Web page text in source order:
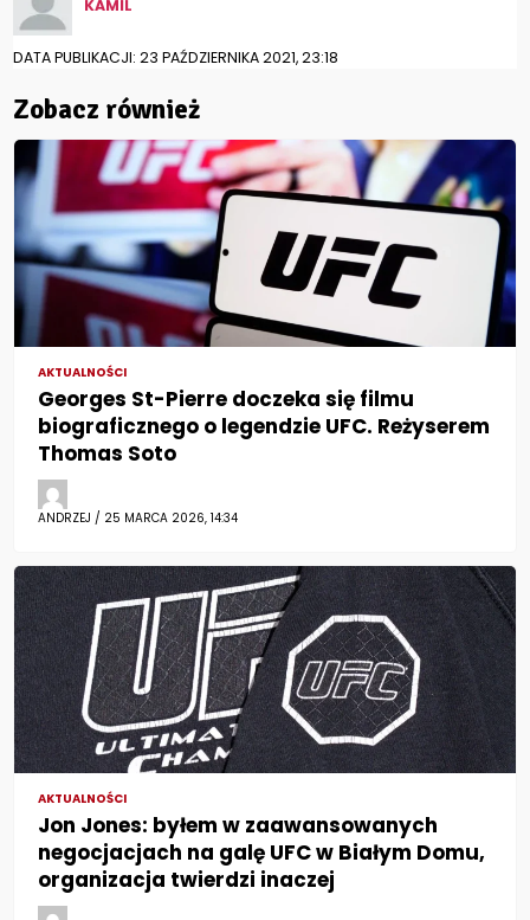
KAMIL
DATA PUBLIKACJI: 23 PAŹDZIERNIKA 2021, 23:18
Zobacz również
AKTUALNOŚCI
Georges St-Pierre doczeka się filmu
biograficznego o legendzie UFC. Reżyserem
Thomas Soto
ANDRZEJ / 25 MARCA 2026, 14:34
AKTUALNOŚCI
Jon Jones: byłem w zaawansowanych
negocjacjach na galę UFC w Białym Domu,
organizacja twierdzi inaczej